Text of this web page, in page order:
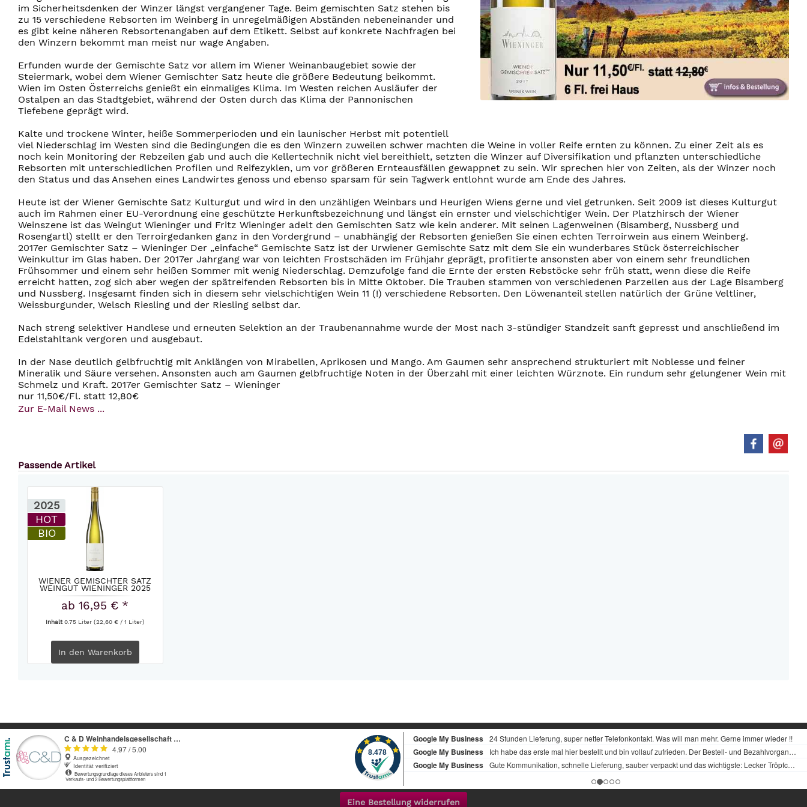
im Sicherheitsdenken der Winzer längst vergangener Tage. Beim gemischten Satz stehen bis
zu 15 verschiedene Rebsorten im Weinberg in unregelmäßigen Abständen nebeneinander und
es gibt keine näheren Rebsortenangaben auf dem Etikett. Selbst auf konkrete Nachfragen bei
den Winzern bekommt man meist nur wage Angaben.
Erfunden wurde der Gemischte Satz vor allem im Wiener Weinanbaugebiet sowie der
Steiermark, wobei dem Wiener Gemischter Satz heute die größere Bedeutung beikommt.
Wien im Osten Österreichs genießt ein einmaliges Klima. Im Westen reichen Ausläufer der
Ostalpen an das Stadtgebiet, während der Osten durch das Klima der Pannonischen
Tiefebene geprägt wird.
Kalte und trockene Winter, heiße Sommerperioden und ein launischer Herbst mit potentiell
viel Niederschlag im Westen sind die Bedingungen die es den Winzern zuweilen schwer machten die Weine in voller Reife ernten zu können. Zu einer Zeit als es
noch kein Monitoring der Rebzeilen gab und auch die Kellertechnik nicht viel bereithielt, setzten die Winzer auf Diversifikation und pflanzten unterschiedliche
Rebsorten mit unterschiedlichen Profilen und Reifezyklen, um vor größeren Ernteausfällen gewappnet zu sein. Wir sprechen hier von Zeiten, als der Winzer noch
den Status und das Ansehen eines Landwirtes genoss und ebenso sparsam für sein Tagwerk entlohnt wurde am Ende des Jahres.
Heute ist der Wiener Gemischte Satz Kulturgut und wird in den unzähligen Weinbars und Heurigen Wiens gerne und viel getrunken. Seit 2009 ist dieses Kulturgut
auch im Rahmen einer EU-Verordnung eine geschützte Herkunftsbezeichnung und längst ein ernster und vielschichtiger Wein. Der Platzhirsch der Wiener
Weinszene ist das Weingut Wieninger und Fritz Wieninger adelt den Gemischten Satz wie kein anderer. Mit seinen Lagenweinen (Bisamberg, Nussberg und
Rosengartl) stellt er den Terroirgedanken ganz in den Vordergrund – unabhängig der Rebsorten genießen Sie einen echten Terroirwein aus einem Weinberg.
2017er Gemischter Satz – Wieninger Der „einfache“ Gemischte Satz ist der Urwiener Gemischte Satz mit dem Sie ein wunderbares Stück österreichischer
Weinkultur im Glas haben. Der 2017er Jahrgang war von leichten Frostschäden im Frühjahr geprägt, profitierte ansonsten aber von einem sehr freundlichen
Frühsommer und einem sehr heißen Sommer mit wenig Niederschlag. Demzufolge fand die Ernte der ersten Rebstöcke sehr früh statt, wenn diese die Reife
erreicht hatten, zog sich aber wegen der spätreifenden Rebsorten bis in Mitte Oktober. Die Trauben stammen von verschiedenen Parzellen aus der Lage Bisamberg
und Nussberg. Insgesamt finden sich in diesem sehr vielschichtigen Wein 11 (!) verschiedene Rebsorten. Den Löwenanteil stellen natürlich der Grüne Veltliner,
Weissburgunder, Welsch Riesling und der Riesling selbst dar.
Nach streng selektiver Handlese und erneuten Selektion an der Traubenannahme wurde der Most nach 3-stündiger Standzeit sanft gepresst und anschließend im
Edelstahltank vergoren und ausgebaut.
In der Nase deutlich gelbfruchtig mit Anklängen von Mirabellen, Aprikosen und Mango. Am Gaumen sehr ansprechend strukturiert mit Noblesse und feiner
Mineralik und Säure versehen. Ansonsten auch am Gaumen gelbfruchtige Noten in der Überzahl mit einer leichten Würznote. Ein rundum sehr gelungener Wein mit
Schmelz und Kraft. 2017er Gemischter Satz – Wieninger
nur 11,50€/Fl. statt 12,80€
Zur E-Mail News ...
Passende Artikel
2025
HOT
BIO
WIENER GEMISCHTER SATZ
WEINGUT WIENINGER 2025
ab 16,95 € *
Inhalt0.75 Liter (22,60 € / 1 Liter)
In den Warenkorb
Eine Bestellung widerrufen